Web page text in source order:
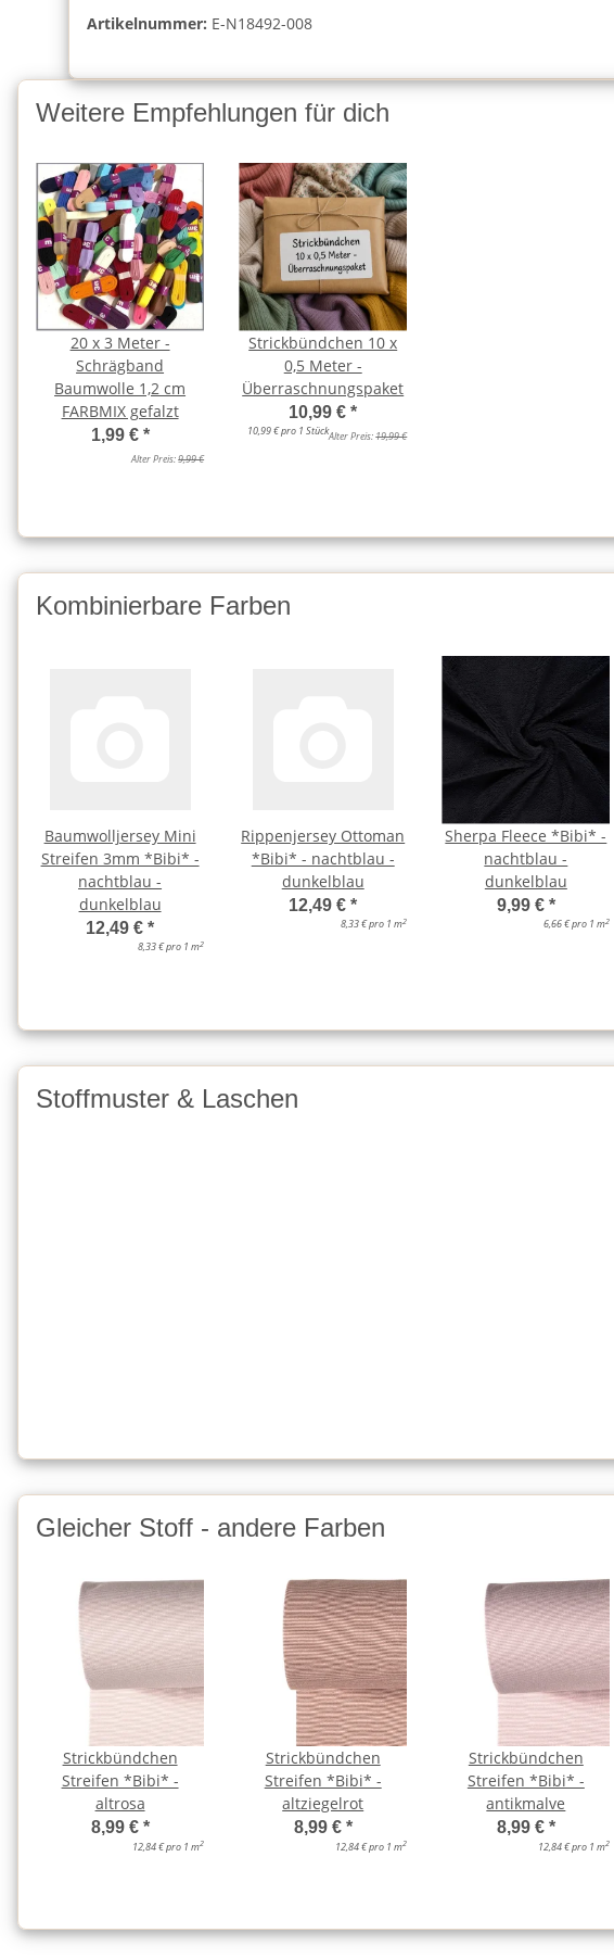
Artikelnummer: E-N18492-008
Weitere Empfehlungen für dich
20 x 3 Meter -
Schrägband
Baumwolle 1,2 cm
FARBMIX gefalzt
1,99 € *
Alter Preis:9,99 €
Strickbündchen 10 x
0,5 Meter -
Überraschnungspaket
10,99 €*
10,99 € pro 1 StückAlter Preis:19,99 €
Kombinierbare Farben
Baumwolljersey Mini
Streifen 3mm *Bibi* -
nachtblau -
dunkelblau
12,49 €*
8,33 € pro 1 m2
Rippenjersey Ottoman
*Bibi* - nachtblau -
dunkelblau
12,49 €*
8,33 € pro 1 m2
Sherpa Fleece *Bibi* -
nachtblau -
dunkelblau
9,99 € *
6,66 € pro 1 m2
Stoffmuster & Laschen
Gleicher Stoff - andere Farben
Strickbündchen
Streifen *Bibi* -
altrosa
8,99 € *
12,84 € pro 1 m2
Strickbündchen
Streifen *Bibi* -
altziegelrot
8,99 € *
12,84 € pro 1 m2
Strickbündchen
Streifen *Bibi* -
antikmalve
8,99 € *
12,84 € pro 1 m2